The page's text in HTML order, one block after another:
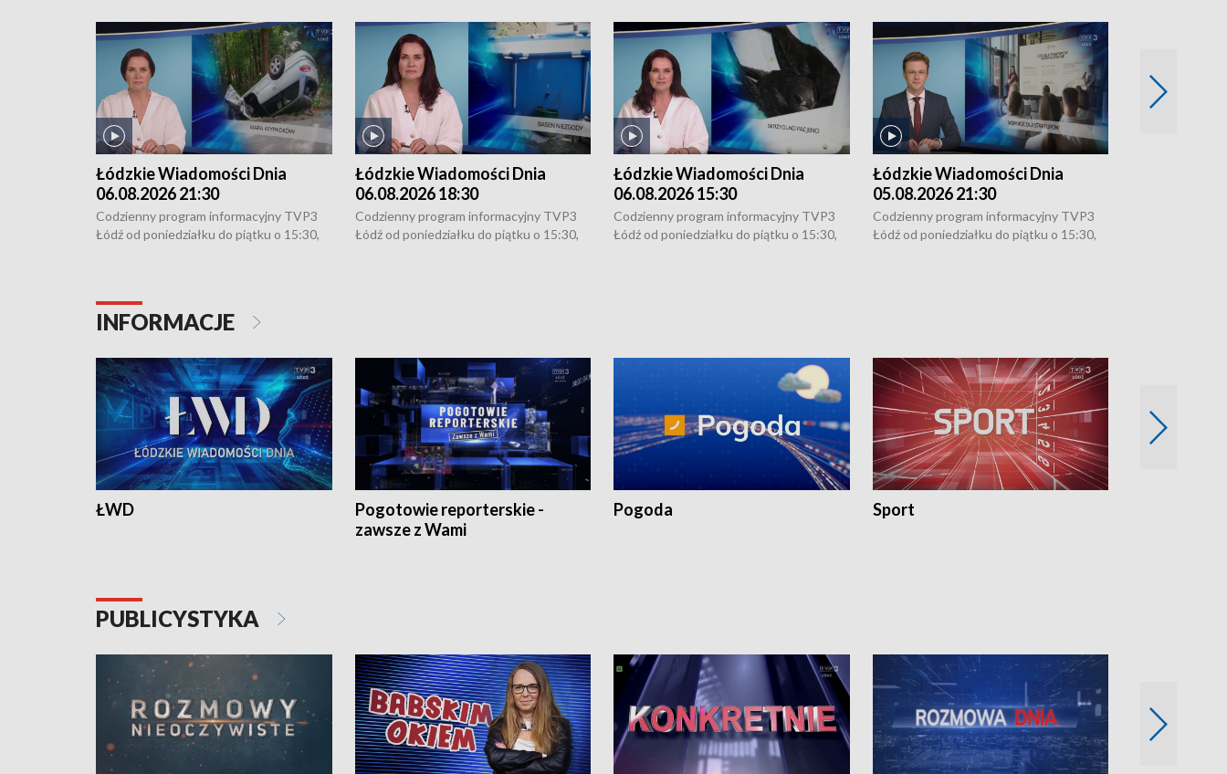
Łódzkie Wiadomości Dnia
06.08.2026 21:30
Codzienny program informacyjny TVP3
Łódź od poniedziałku do piątku o 15:30,
Łódzkie Wiadomości Dnia
06.08.2026 18:30
Codzienny program informacyjny TVP3
Łódź od poniedziałku do piątku o 15:30,
Łódzkie Wiadomości Dnia
06.08.2026 15:30
Codzienny program informacyjny TVP3
Łódź od poniedziałku do piątku o 15:30,
Łódzkie Wiadomości Dnia
05.08.2026 21:30
Codzienny program informacyjny TVP3
Łódź od poniedziałku do piątku o 15:30,
INFORMACJE
ŁWD
Pogotowie reporterskie -
zawsze z Wami
Pogoda Sport
PUBLICYSTYKA